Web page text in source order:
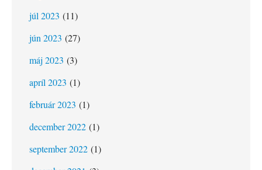
júl 2023 (11)
jún 2023 (27)
máj 2023 (3)
apríl 2023 (1)
február 2023 (1)
december 2022 (1)
september 2022 (1)